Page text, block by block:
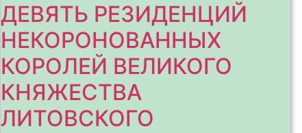
ДЕВЯТЬ РЕЗИДЕНЦИЙ
НЕКОРОНОВАННЫХ
КОРОЛЕЙ ВЕЛИКОГО
КНЯЖЕСТВА
ЛИТОВСКОГО